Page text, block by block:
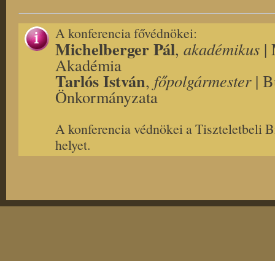
A konferencia fővédnökei:
Michelberger Pál, akadémikus |
Akadémia
Tarlós István, főpolgármester|
Önkormányzata
A konferencia védnökei a Tiszteletbeli
helyet.